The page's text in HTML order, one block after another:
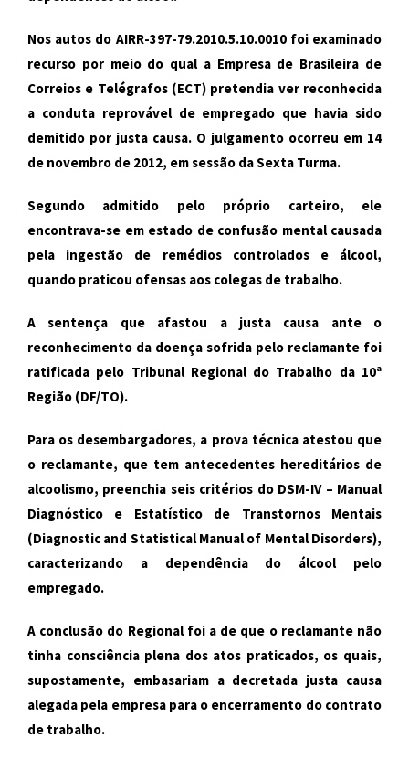
Nos autos do AIRR-397-79.2010.5.10.0010 foi examinado
recurso por meio do qual a Empresa de Brasileira de
Correios e Telégrafos (ECT) pretendia ver reconhecida
a conduta reprovável de empregado que havia sido
demitido por justa causa. O julgamento ocorreu em 14
de novembro de 2012, em sessão da Sexta Turma.
Segundo admitido pelo próprio carteiro, ele
encontrava-se em estado de confusão mental causada
pela ingestão de remédios controlados e álcool,
quando praticou ofensas aos colegas de trabalho.
A sentença que afastou a justa causa ante o
reconhecimento da doença sofrida pelo reclamante foi
ratificada pelo Tribunal Regional do Trabalho da 10ª
Região (DF/TO).
Para os desembargadores, a prova técnica atestou que
o reclamante, que tem antecedentes hereditários de
alcoolismo, preenchia seis critérios do DSM-IV – Manual
Diagnóstico e Estatístico de Transtornos Mentais
(Diagnostic and Statistical Manual of Mental Disorders),
caracterizando a dependência do álcool pelo
empregado.
A conclusão do Regional foi a de que o reclamante não
tinha consciência plena dos atos praticados, os quais,
supostamente, embasariam a decretada justa causa
alegada pela empresa para o encerramento do contrato
de trabalho.